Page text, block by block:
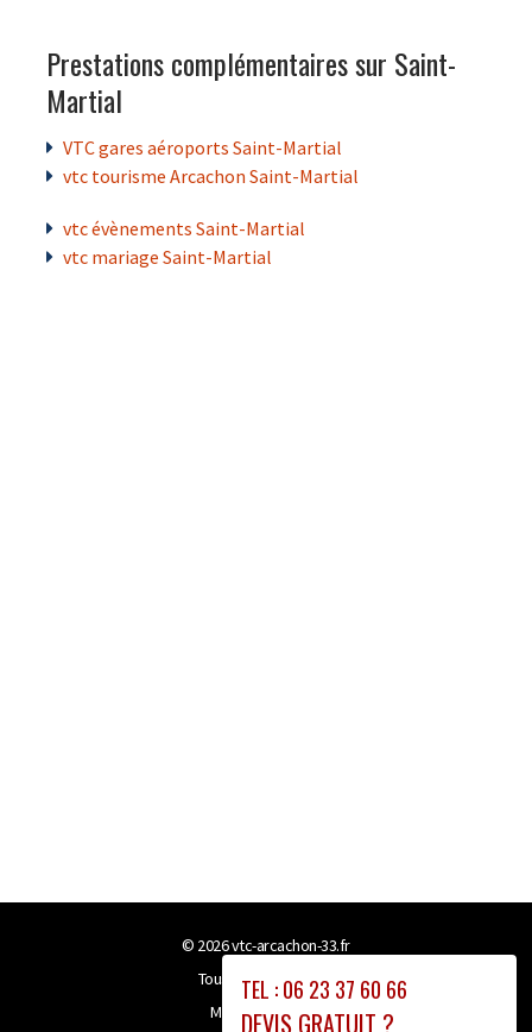
Prestations complémentaires sur Saint-
Martial
VTC gares aéroports Saint-Martial
vtc tourisme Arcachon Saint-Martial
vtc évènements Saint-Martial
vtc mariage Saint-Martial
TEL : 06 23 37 60 66
DEVIS GRATUIT ?
© 2026vtc-arcachon-33.fr
Tous droits réservés
Mentions légales